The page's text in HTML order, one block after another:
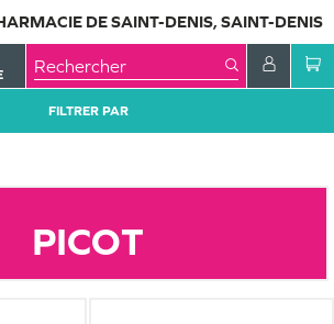
DE SAINT-DENIS, SAINT-DENIS
FILTRER PAR
PICOT